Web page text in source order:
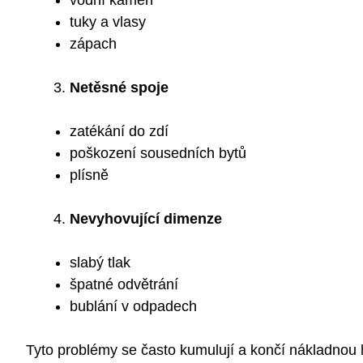
tuky a vlasy
zápach
Netěsné spoje
zatékání do zdí
poškození sousedních bytů
plísně
Nevyhovující dimenze
slabý tlak
špatné odvětrání
bublání v odpadech
Tyto problémy se často kumulují a končí nákladnou